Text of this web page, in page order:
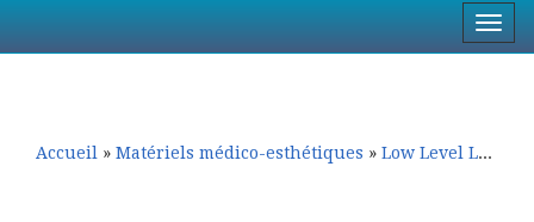
la
Accueil » Matériels médico-esthétiques » Low Level Laser Thérapie - Led